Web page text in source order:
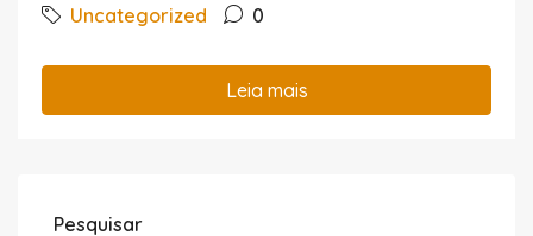
Uncategorized
0
Leia mais
Pesquisar